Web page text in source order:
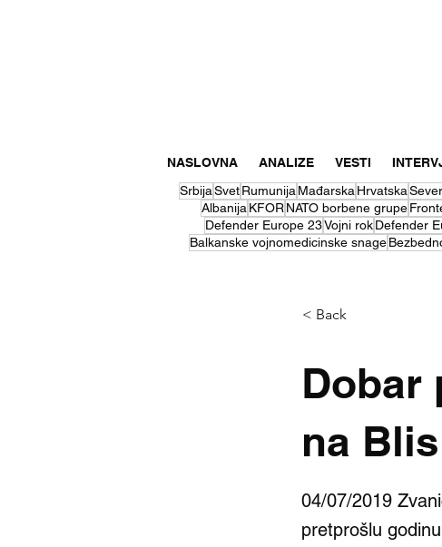
NASLOVNA ANALIZE VESTI
SrbijaSvetRumunija Mađarska Hrvatska
Albanija KFORNATO borbene grupe
Defender Europe 23Vojni rok Defender
Balkanske vojnomedicinske snage
< Back
Dobar
na
04/07/2019
pretprošlu